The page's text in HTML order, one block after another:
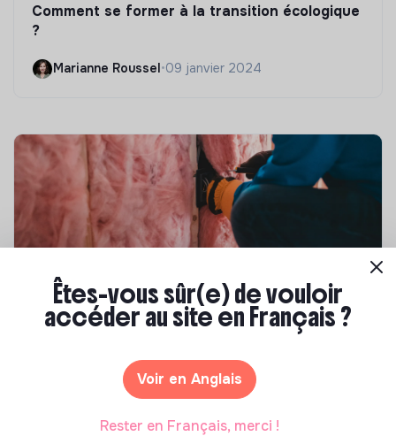
Comment se former à la transition écologique
?
Marianne Roussel •09 janvier 2024
Compétences & formations
énergétique des bâtiments
Êtes-vous sûr(e) de vouloir
accéder au site en Français ?
Voir en Anglais
Rester en Français, merci !